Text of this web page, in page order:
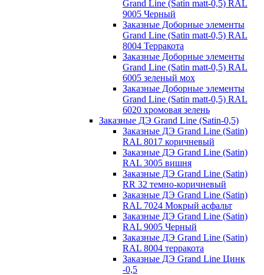
Grand Line (Satin matt-0,5) RAL
9005 Черный
Заказные Доборные элементы
Grand Line (Satin matt-0,5) RAL
8004 Терракота
Заказные Доборные элементы
Grand Line (Satin matt-0,5) RAL
6005 зеленый мох
Заказные Доборные элементы
Grand Line (Satin matt-0,5) RAL
6020 хромовая зелень
Заказные ДЭ Grand Line (Satin-0,5)
Заказные ДЭ Grand Line (Satin)
RAL 8017 коричневый
Заказные ДЭ Grand Line (Satin)
RAL 3005 вишня
Заказные ДЭ Grand Line (Satin)
RR 32 темно-коричневый
Заказные ДЭ Grand Line (Satin)
RAL 7024 Мокрый асфальт
Заказные ДЭ Grand Line (Satin)
RAL 9005 Черный
Заказные ДЭ Grand Line (Satin)
RAL 8004 терракота
Заказные ДЭ Grand Line Цинк
-0,5